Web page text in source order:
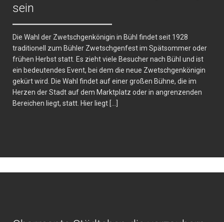
sein
Die Wahl der Zwetschgenkönigin in Bühl findet seit 1928
traditionell zum Bühler Zwetschgenfest im Spätsommer oder
frühen Herbst statt. Es zieht viele Besucher nach Bühl und ist
ein bedeutendes Event, bei dem die neue Zwetschgenkönigin
gekürt wird. Die Wahl findet auf einer großen Bühne, die im
Herzen der Stadt auf dem Marktplatz oder in angrenzenden
Bereichen liegt, statt. Hier liegt […]